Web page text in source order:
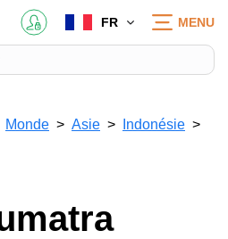
FR MENU
Monde Asie Indonésie